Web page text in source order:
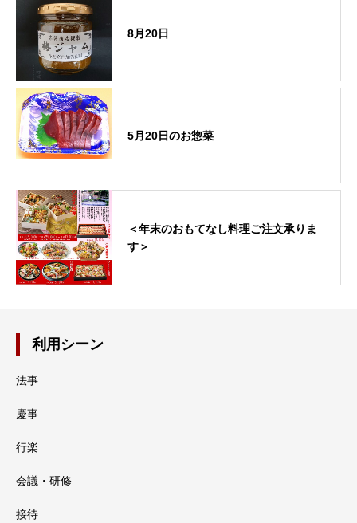
8月20日
5月20日のお惣菜
＜年末のおもてなし料理ご注文承りま
す＞
利用シーン
法事
慶事
行楽
会議・研修
接待